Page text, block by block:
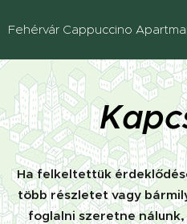
Fehérvár Cappuccino
Ha felkeltettük
több részletet vagy
foglalni szeretne